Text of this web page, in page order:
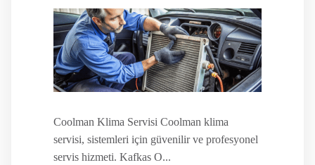
Coolman Klima Servisi Coolman klima
servisi, sistemleri için güvenilir ve profesyonel
servis hizmeti. Kafkas O...